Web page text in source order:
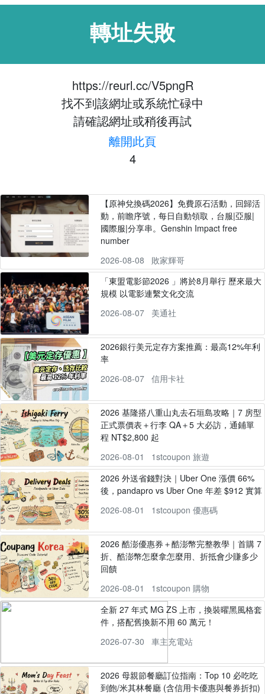
轉址失敗
https://reurl.cc/V5pngR
找不到該網址或系統忙碌中
請確認網址或稍後再試
離開此頁
4
【原神兌換碼2026】免費原石活動，回歸活
動，前瞻序號，每日自動領取，台服|亞服|
國際服|分享串。Genshin Impact free
number
2026-08-08
敗家輝哥
「東盟電影節2026 」將於8月舉行 歷來最大
規模 以電影連繫文化交流
2026-08-07
美通社
2026銀行美元定存方案推薦：最高12%年利
率
2026-08-07
信用卡社
2026 基隆搭八重山丸去石垣島攻略｜7 房型
正式票價表＋行李 QA＋5 大必訪，通鋪單
程 NT$2,800 起
2026-08-01
1stcoupon 旅遊
2026 外送省錢對決｜Uber One 漲價 66%
後，pandapro vs Uber One 年差 $912 實算
2026-08-01
1stcoupon 優惠碼
2026 酷澎優惠券＋酷澎幣完整教學｜首購 7
折、酷澎幣怎麼拿怎麼用、折抵會少賺多少
回饋
2026-08-01
1stcoupon 購物
全新 27 年式 MG ZS 上市，換裝曜黑風格套
件，搭配舊換新不用 60 萬元！
2026-07-30
車主充電站
2026 母親節餐廳訂位指南：Top 10 必吃吃
到飽/米其林餐廳 (含信用卡優惠與餐券折扣)